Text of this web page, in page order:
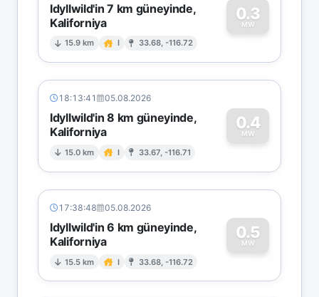
Idyllwild'in 7 km güneyinde,
Kaliforniya
15.9 km I 33.68, -116.72
0.3
MW
0
18:13:41 05.08.2026
Idyllwild'in 8 km güneyinde,
Kaliforniya
15.0 km I 33.67, -116.71
0.4
MW
0
17:38:48 05.08.2026
Idyllwild'in 6 km güneyinde,
Kaliforniya
15.5 km I 33.68, -116.72
0.5
MW
0